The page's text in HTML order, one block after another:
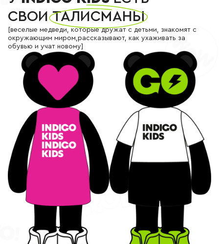
СВОИ ТАЛИСМАНЫ
[веcелые медведи, которые дружат с детьми, знакомят с
окружающим миром,рассказывают, как ухаживать за
обувью и учат новому]